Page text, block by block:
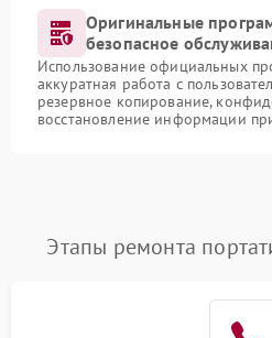
Оригинальные
безопасное
Использование официальных
аккуратная работа с
резервное копирование,
восстановление информации
Этапы ремонта